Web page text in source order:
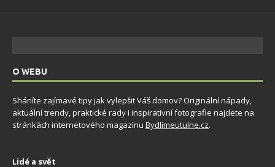
O WEBU
Sháníte zajímavé tipy jak vylepšit Váš domov? Originální nápady,
aktuální trendy, praktické rady i inspirativní fotografie najdete na
stránkách internetového magazínu Bydlimeutulne.cz.
Lidé a svět